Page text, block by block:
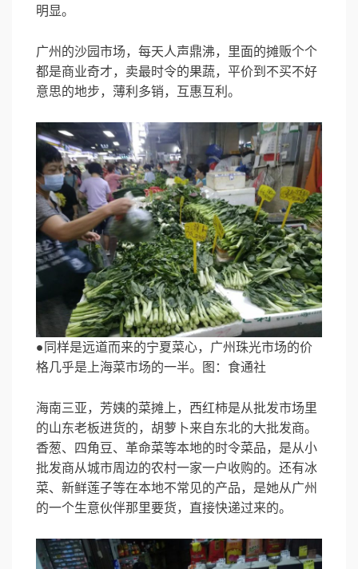
明显。
广州的沙园市场，每天人声鼎沸，里面的摊贩个个
都是商业奇才，卖最时令的果蔬，平价到不买不好
意思的地步，薄利多销，互惠互利。
●同样是远道而来的宁夏菜心，广州珠光市场的价
格几乎是上海菜市场的一半。图：食通社
海南三亚，芳姨的菜摊上，西红柿是从批发市场里
的山东老板进货的，胡萝卜来自东北的大批发商。
香葱、四角豆、革命菜等本地的时令菜品，是从小
批发商从城市周边的农村一家一户收购的。还有冰
菜、新鲜莲子等在本地不常见的产品，是她从广州
的一个生意伙伴那里要货，直接快递过来的。